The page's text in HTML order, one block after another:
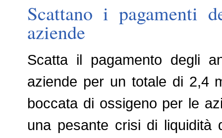
Scattano i pagamenti
aziende
Scatta il pagamento degli
aziende per un totale di 2,4
boccata di ossigeno per le
una pesante crisi di liquidità